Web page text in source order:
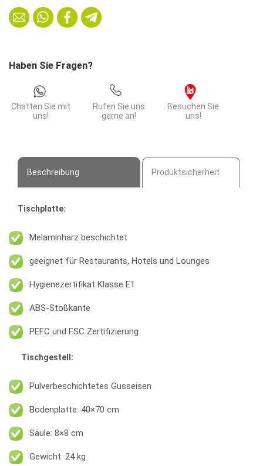
Dunkel
Menge
Haben Sie Fragen?
Chatten Sie mit
uns!
Rufen Sie uns
gerne an!
Besuchen Sie
uns!
Beschreibung Produktsicherheit
Tischplatte:
Melaminharz beschichtet
geeignet für Restaurants, Hotels und Lounges
Hygienezertifikat Klasse E1
ABS-Stoßkante
PEFC und FSC Zertifizierung
Tischgestell:
Pulverbeschichtetes Gusseisen
Bodenplatte: 40×70 cm
Säule: 8×8 cm
Gewicht: 24 kg